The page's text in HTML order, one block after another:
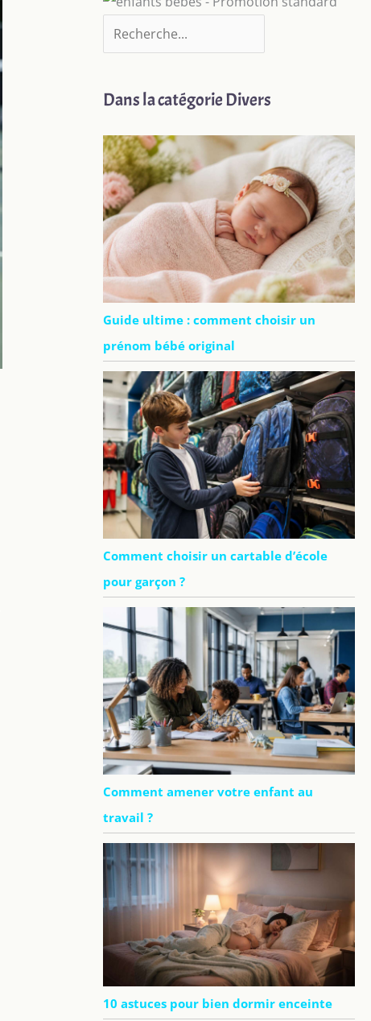
Dans la catégorie Divers
Guide ultime : comment choisir un
prénom bébé original
Comment choisir un cartable d’école
pour garçon ?
Comment amener votre enfant au
travail ?
10 astuces pour bien dormir enceinte